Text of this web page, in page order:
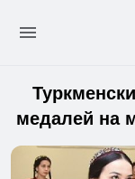
медалей на